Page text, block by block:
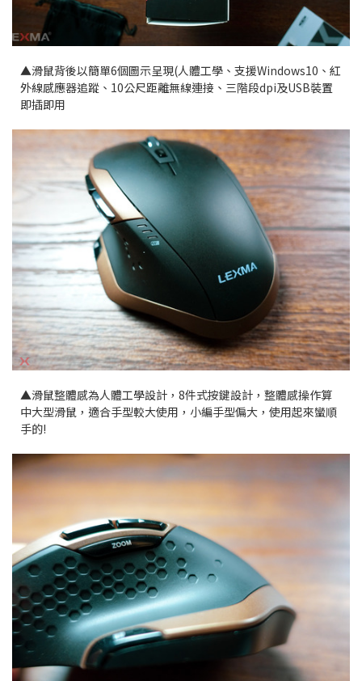
▲滑鼠背後以簡單6個圖示呈現(人體工學、支援Windows10、紅
外線感應器追蹤、10公尺距離無線連接、三階段dpi及USB裝置
即插即用
▲滑鼠整體感為人體工學設計，8件式按鍵設計，整體感操作算
中大型滑鼠，適合手型較大使用，小編手型偏大，使用起來蠻順
手的!